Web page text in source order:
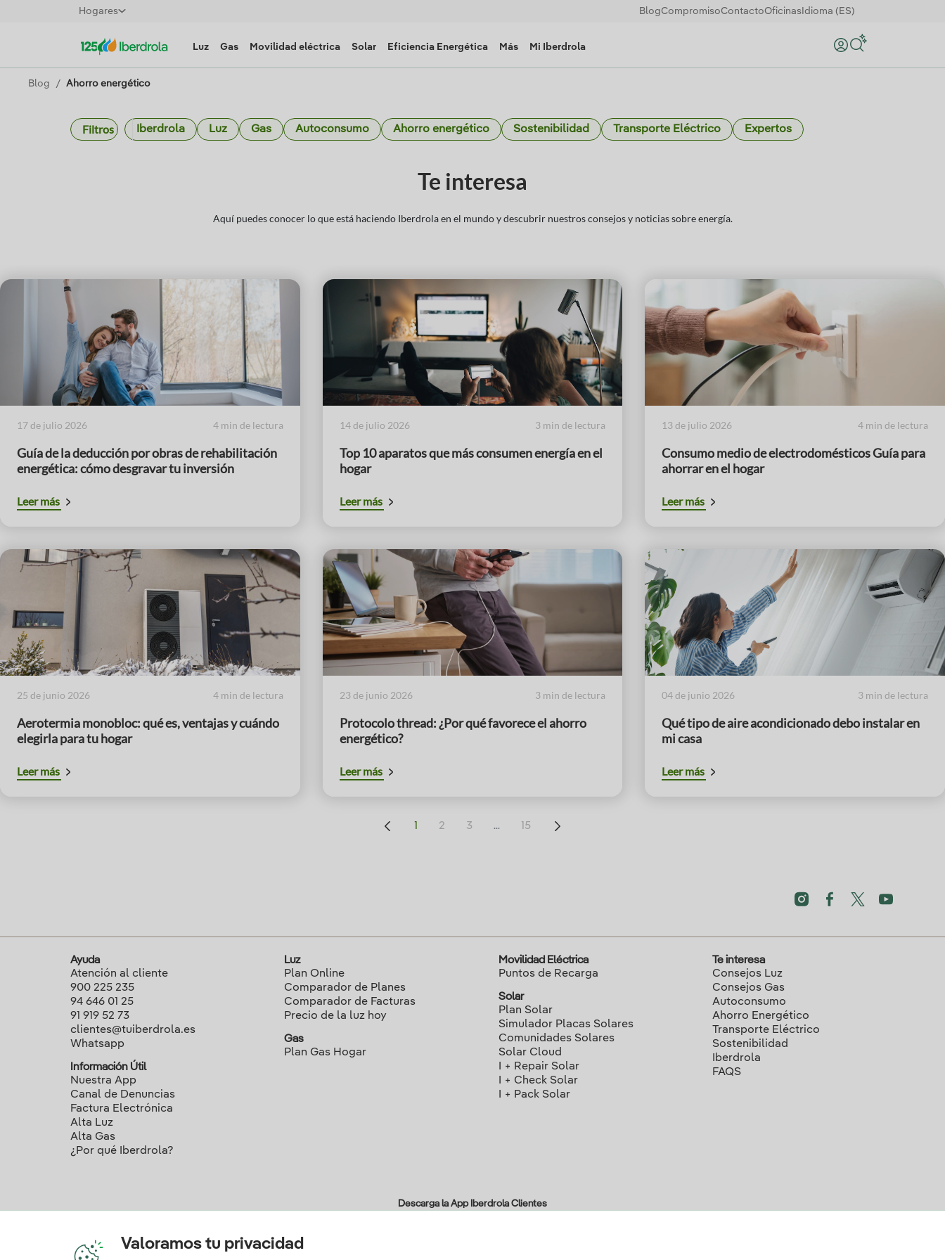
Hogares BlogCompromisoContactoOficinas Idioma (ES)
Luz Gas Movilidad eléctrica Solar Eficiencia Energética Más Mi Iberdrola Buscar
Blog Ahorro energético
Filtros Iberdrola Luz Gas Autoconsumo Ahorro energético Sostenibilidad Transporte Eléctrico Expertos
Te interesa
Aquí puedes conocer lo que está haciendo Iberdrola en el mundo y descubrir nuestros consejos y noticias sobre energía.
17 de julio 2026 4 min de lectura
Guía de la deducción por obras de rehabilitación
energética: cómo desgravar tu inversión
Leer más
14 de julio 2026 3 min de lectura
Top 10 aparatos que más consumen energía en el
hogar
Leer más
13 de julio 2026 4 min de lectura
Consumo medio de electrodomésticos Guía para
ahorrar en el hogar
Leer más
25 de junio 2026 4 min de lectura
Aerotermia monobloc: qué es, ventajas y cuándo
elegirla para tu hogar
Leer más
23 de junio 2026 3 min de lectura
Protocolo thread: ¿Por qué favorece el ahorro
energético?
Leer más
04 de junio 2026 3 min de lectura
Qué tipo de aire acondicionado debo instalar en
mi casa
Leer más
1 2 3 ... 15
Ayuda
Atención al cliente
900 225 235
94 646 01 25
91 919 52 73
clientes@tuiberdrola.es
Whatsapp
Información Útil
Nuestra App
Canal de Denuncias
Factura Electrónica
Alta Luz
Alta Gas
¿Por qué Iberdrola?
Luz
Plan Online
Comparador de Planes
Comparador de Facturas
Precio de la luz hoy
Gas
Plan Gas Hogar
Movilidad Eléctrica
Puntos de Recarga
Solar
Plan Solar
Simulador Placas Solares
Comunidades Solares
Solar Cloud
I + Repair Solar
I + Check Solar
I + Pack Solar
Te interesa
Consejos Luz
Consejos Gas
Autoconsumo
Ahorro Energético
Transporte Eléctrico
Sostenibilidad
Iberdrola
FAQS
Descarga la App Iberdrola Clientes
Valoramos tu privacidad